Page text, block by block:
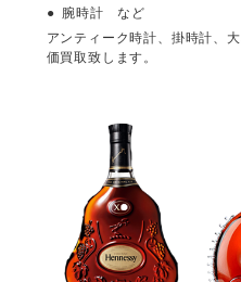
腕時計 など
アンティーク時計、掛時計、
価買取致します。